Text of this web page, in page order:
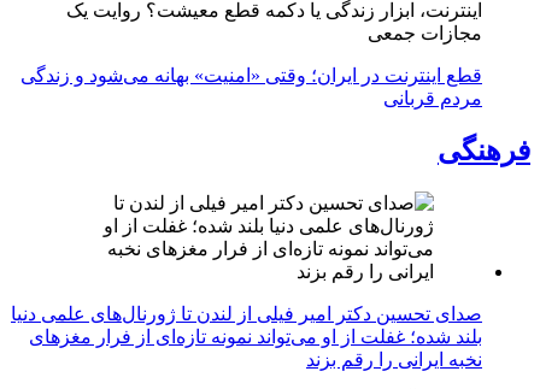
اینترنت، ابزار زندگی یا دکمه قطع معیشت؟ روایت یک
مجازات جمعی
قطع اینترنت در ایران؛ وقتی «امنیت» بهانه می‌شود و زندگی
مردم قربانی
فرهنگی
صدای تحسین دکتر امیر فیلی از لندن تا ژورنال‌های علمی دنیا
بلند شده؛ غفلت از او می‌تواند نمونه تازه‌ای از فرار مغزهای
نخبه ایرانی را رقم بزند